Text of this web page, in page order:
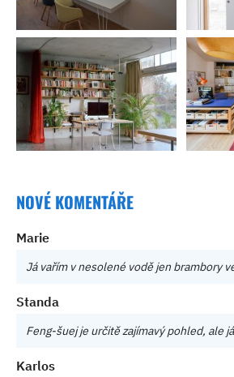
NOVÉ KOMENTÁŘE
Marie
Já vařím v nesolené vodě jen brambory
Standa
Feng-šuej je určitě zajímavý pohled, ale
Karlos